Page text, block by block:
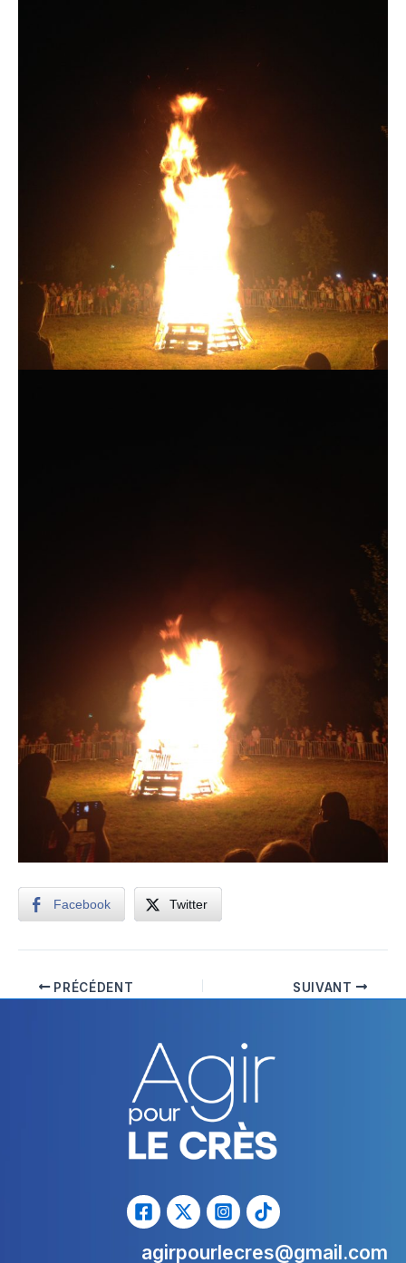
Facebook Twitter
PRÉCÉDENT SUIVANT
agirpourlecres@gmail.com